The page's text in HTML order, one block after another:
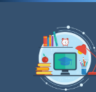
Перейти